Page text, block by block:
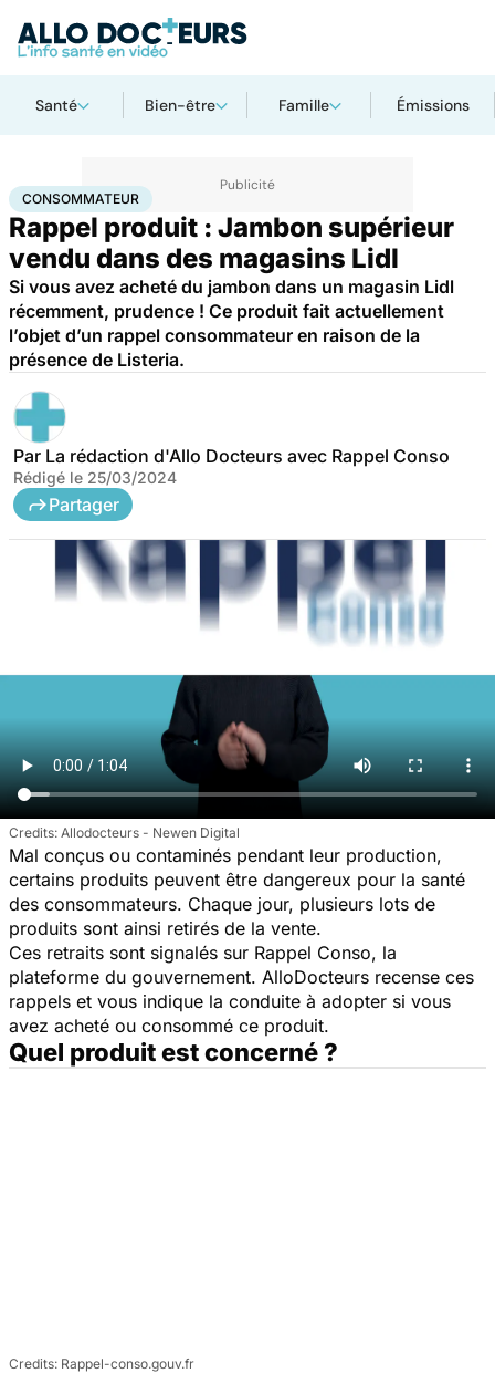
Santé Bien-être Famille Émissions
AccueilSantéConsommateur
CONSOMMATEUR
Rappel produit : Jambon supérieur
vendu dans des magasins Lidl
Si vous avez acheté du jambon dans un magasin Lidl
récemment, prudence ! Ce produit fait actuellement
l’objet d’un rappel consommateur en raison de la
présence de Listeria.
Par La rédaction d'Allo Docteurs avec Rappel Conso
Rédigé le 25/03/2024
Partager
Allodocteurs - Newen Digital
Mal conçus ou contaminés pendant leur production,
certains produits peuvent être dangereux pour la santé
des consommateurs. Chaque jour, plusieurs lots de
produits sont ainsi retirés de la vente.
Ces retraits sont signalés sur Rappel Conso, la
plateforme du gouvernement. AlloDocteurs recense ces
rappels et vous indique la conduite à adopter si vous
avez acheté ou consommé ce produit.
Quel produit est concerné ?
Rappel-conso.gouv.fr